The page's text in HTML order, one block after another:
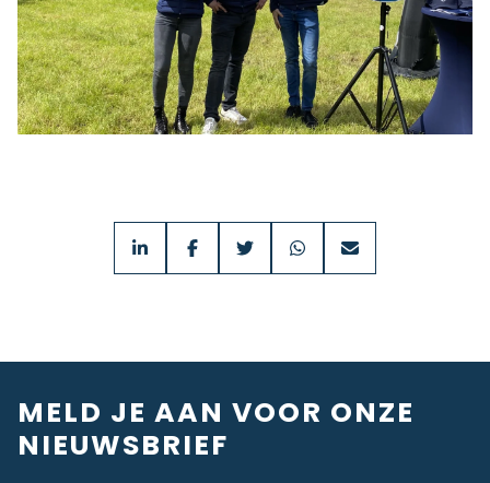
MELD JE AAN VOOR ONZE
NIEUWSBRIEF